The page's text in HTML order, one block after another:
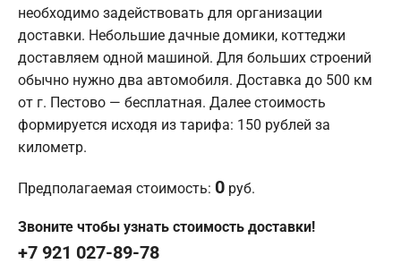
необходимо задействовать для организации
доставки. Небольшие дачные домики, коттеджи
доставляем одной машиной. Для больших строений
обычно нужно два автомобиля. Доставка до 500 км
от г. Пестово — бесплатная. Далее стоимость
формируется исходя из тарифа: 150 рублей за
километр.
Предполагаемая стоимость: 0 руб.
Звоните чтобы узнать стоимость доставки!
+7 921 027-89-78